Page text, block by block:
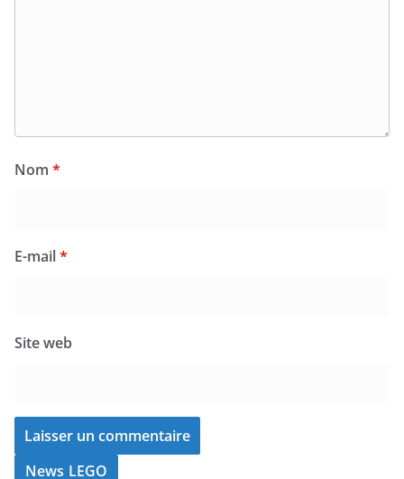
Nom *
E-mail*
Site web
News LEGO